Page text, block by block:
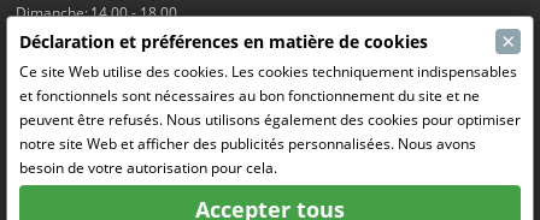
Dimanche:14.00 - 18.00
Nos activités
Salle Hangar7
Le RC Drift
RC Bangers (Demolition Derby)
Fun and Friends
Déclaration et préférences en matière de cookies ×
Ce site Web utilise des cookies. Les cookies techniquement indispensables
et fonctionnels sont nécessaires au bon fonctionnement du site et ne
peuvent être refusés. Nous utilisons également des cookies pour optimiser
notre site Web et afficher des publicités personnalisées. Nous avons
besoin de votre autorisation pour cela.
Accepter tous